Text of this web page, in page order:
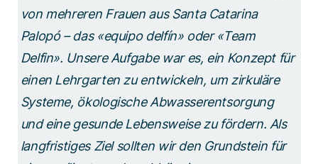
von mehreren Frauen aus Santa Catarina
Palopó – das «equipo delfín» oder «Team
Delfin». Unsere Aufgabe war es, ein Konzept für
einen Lehrgarten zu entwickeln, um zirkuläre
Systeme, ökologische Abwasserentsorgung
und eine gesunde Lebensweise zu fördern. Als
langfristiges Ziel sollten wir den Grundstein für